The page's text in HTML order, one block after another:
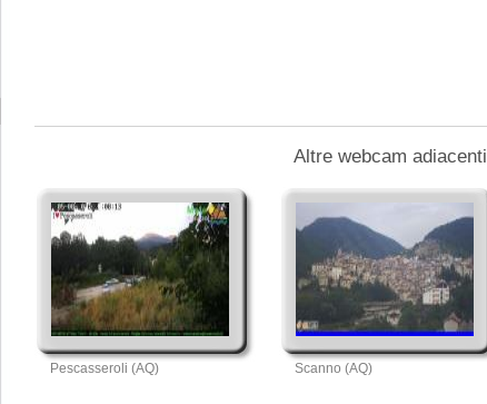
Altre webcam adiacenti
Pescasseroli (AQ) Scanno (AQ)